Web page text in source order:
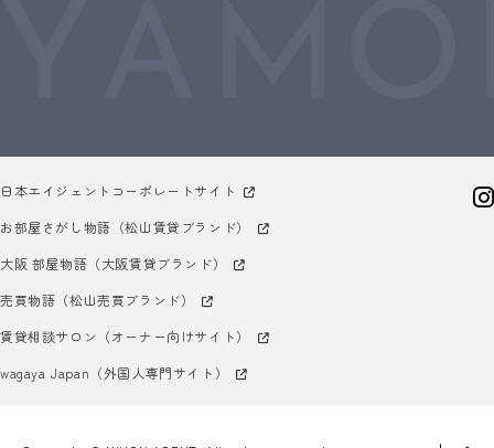
日本エイジェントコーポレートサイト
お部屋さがし物語（松山賃貸ブランド）
大阪 部屋物語（大阪賃貸ブランド）
売買物語（松山売買ブランド）
賃貸相談サロン（オーナー向けサイト）
wagaya Japan（外国人専門サイト）